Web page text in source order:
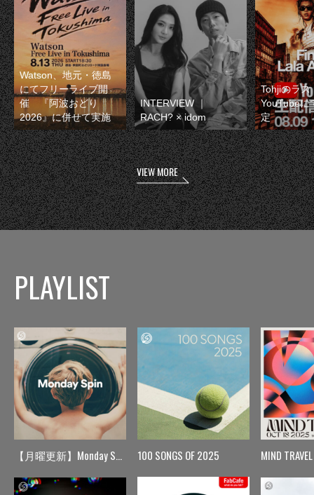
Watson、地元・徳島
にてフリーライブ開
催 『阿波おどり
2026』に併せて実施
INTERVIEW ｜
RACH? × idom
Tohjiのラス
YouTubeに
定
VIEW MORE
PLAYLIST
【月曜更新】Monday Spin 100 SONGS OF 2025 MIND TRAVEL